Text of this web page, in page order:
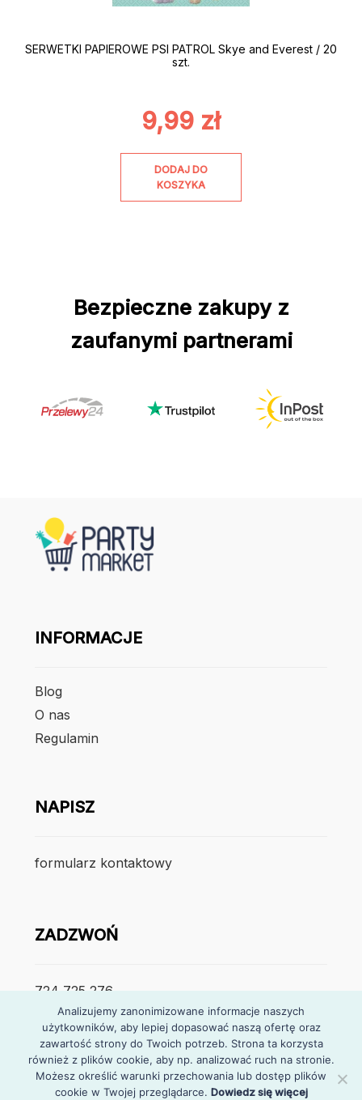
SERWETKI PAPIEROWE PSI PATROL Skye and Everest / 20
szt.
9,99 zł
DODAJ DO
KOSZYKA
Bezpieczne zakupy z
zaufanymi partnerami
INFORMACJE
Blog
O nas
Regulamin
NAPISZ
formularz kontaktowy
ZADZWOŃ
724 725 276
poniedzialek – piątek
7:30 – 15:30
Analizujemy zanonimizowane informacje naszych
użytkowników, aby lepiej dopasować naszą ofertę oraz
zawartość strony do Twoich potrzeb. Strona ta korzysta
również z plików cookie, aby np. analizować ruch na stronie.
Możesz określić warunki przechowania lub dostęp plików
cookie w Twojej przeglądarce. Dowiedz się więcej